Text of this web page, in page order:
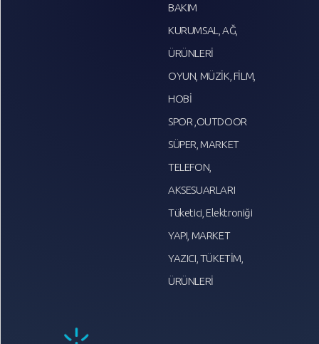
BAKIM
KURUMSAL, AĞ,
ÜRÜNLERİ
OYUN, MÜZİK, FİLM,
HOBİ
SPOR ,OUTDOOR
SÜPER, MARKET
TELEFON,
AKSESUARLARI
Tüketici, Elektroniği
YAPI, MARKET
YAZICI, TÜKETİM,
ÜRÜNLERİ